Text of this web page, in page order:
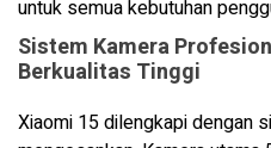
untuk semua kebutuhan
Sistem Kamera
Berkualitas Tinggi
Xiaomi 15 dilengkapi dengan